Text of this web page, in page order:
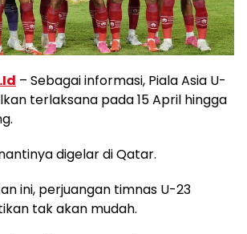
– Sebagai informasi, Piala Asia U-
terlaksana pada 15 April hingga
digelar di Qatar.
ini, perjuangan timnas U-23
tak akan mudah.